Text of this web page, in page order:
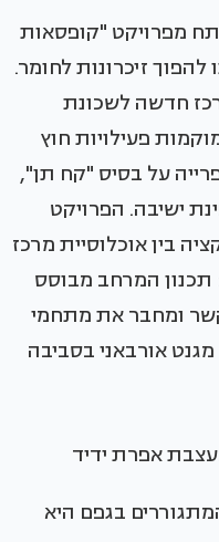
מפרויקט "קופסאות
להפוך זיכרונות לחומר.
חדשה לשכונת
פעילויות חוץ
על בסיס "קח תן",
ישיבה. הפרויקט
בין אוכלוסיית מרכז
תכנון המרחב מבוסס
ומחבר את מתחמי
אורבאני בסביבה
אפרת ידיד
בגפם היא